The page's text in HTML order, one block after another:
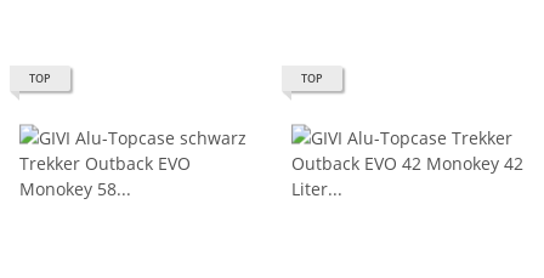
TOP TOP